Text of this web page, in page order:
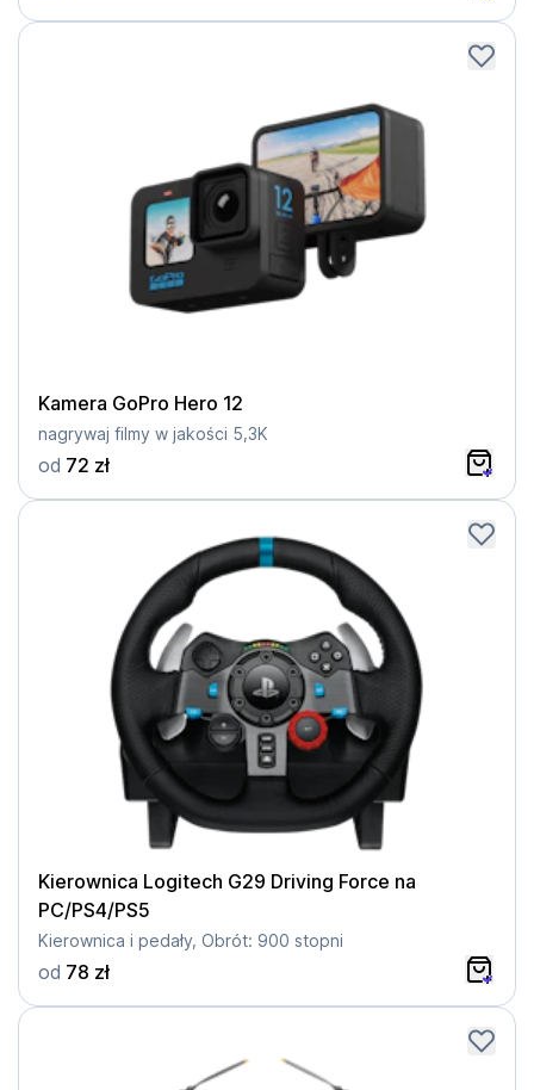
Kamera GoPro Hero 12
nagrywaj filmy w jakości 5,3K
od 72 zł
Kierownica Logitech G29 Driving Force na
PC/PS4/PS5
Kierownica i pedały, Obrót: 900 stopni
od 78 zł